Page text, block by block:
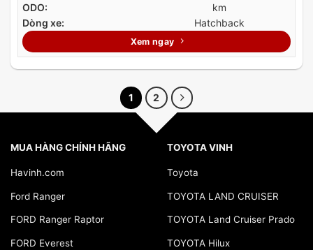
ODO:
km
Dòng xe:
Hatchback
Xem ngay
1 2
MUA HÀNG CHÍNH HÃNG
Havinh.com
Ford Ranger
FORD Ranger Raptor
FORD Everest
TOYOTA VINH
Toyota
TOYOTA LAND CRUISER
TOYOTA Land Cruiser Prado
TOYOTA Hilux